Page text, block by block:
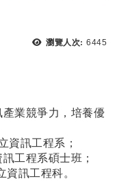
瀏覽人次: 6445
業競爭力，培養優
資訊工程系；
工程系碩士班；
訊工程科。